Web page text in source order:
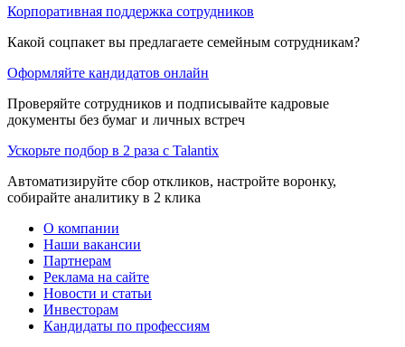
Корпоративная поддержка сотрудников
Какой соцпакет вы предлагаете семейным сотрудникам?
Оформляйте кандидатов онлайн
Проверяйте сотрудников и подписывайте кадровые
документы без бумаг и личных встреч
Ускорьте подбор в 2 раза с Talantix
Автоматизируйте сбор откликов, настройте воронку,
собирайте аналитику в 2 клика
О компании
Наши вакансии
Партнерам
Реклама на сайте
Новости и статьи
Инвесторам
Кандидаты по профессиям